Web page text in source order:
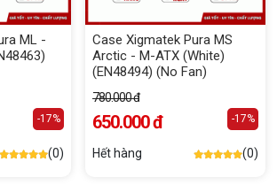
ML -
-17%
(0)
Case Xigmatek Pura MS
Arctic - M-ATX (White)
(EN48494) (No Fan)
780.000 đ
650.000 đ -17%
Hết hàng (0)